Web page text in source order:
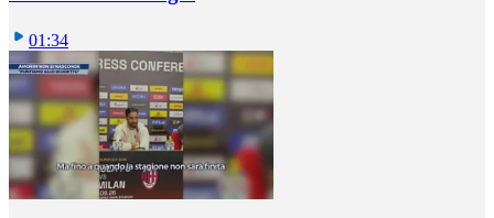
01:34